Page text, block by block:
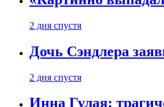
2 дня спустя
Дочь Сэндлера
2 дня спустя
Инна Гулая: